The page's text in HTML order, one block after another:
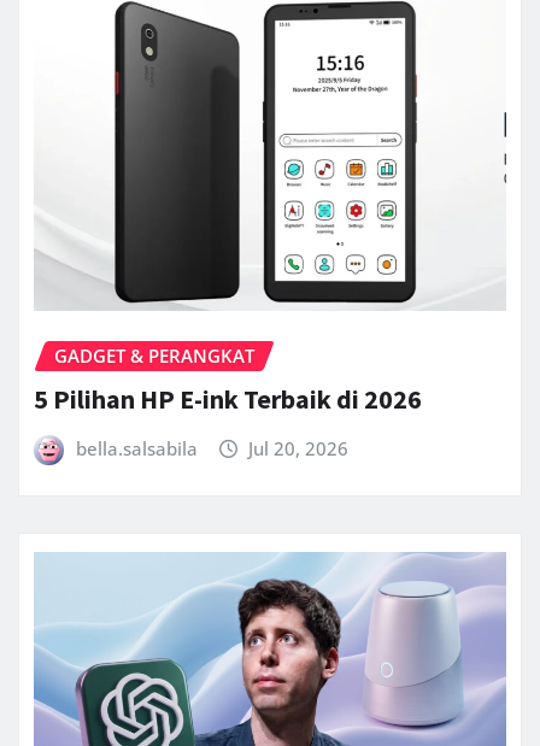
GADGET & PERANGKAT
5 Pilihan HP E-ink Terbaik di 2026
bella.salsabila Jul 20, 2026